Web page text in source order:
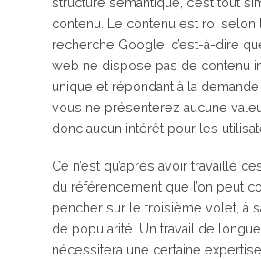
contenu. Le contenu est roi selon
recherche Google, c’est-à-dire
web ne dispose pas de contenu
unique et répondant à la demande
vous ne présenterez aucune
donc aucun intérêt pour les
Ce n’est qu’après avoir travaillé
du référencement que l’on peut
pencher sur le troisième volet, à
de popularité. Un travail de
nécessitera une certaine